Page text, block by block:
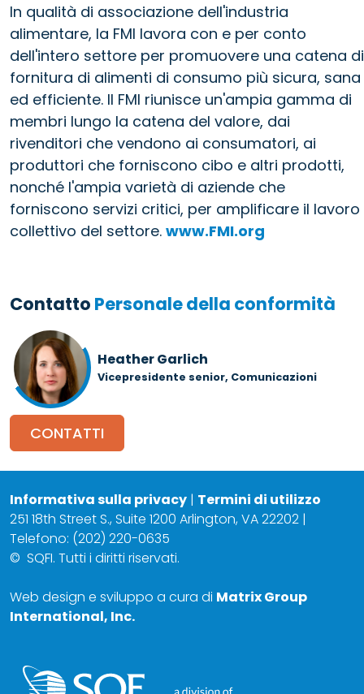
In qualità di associazione dell'industria
alimentare, la FMI lavora con e per conto
dell'intero settore per promuovere una catena di
fornitura di alimenti di consumo più sicura, sana
ed efficiente. Il FMI riunisce un'ampia gamma di
membri lungo la catena del valore, dai
rivenditori che vendono ai consumatori, ai
produttori che forniscono cibo e altri prodotti,
nonché l'ampia varietà di aziende che
forniscono servizi critici, per amplificare il lavoro
collettivo del settore. www.FMI.org
Contatto Personale della conformità
Heather Garlich
Vicepresidente senior, Comunicazioni
CONTATTI
Informativa sulla privacy | Termini di utilizzo
251 18th Street S., Suite 1200 Arlington, VA 22202 |
Telefono: (202) 220-0635
© SQFI. Tutti i diritti riservati.
Web design e sviluppo a cura di Matrix Group
International, Inc.